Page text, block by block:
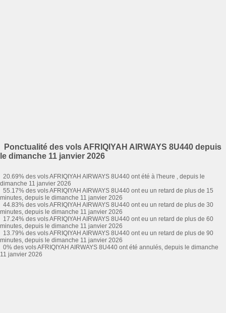
Ponctualité des vols AFRIQIYAH AIRWAYS 8U440 depuis
le dimanche 11 janvier 2026
20.69% des vols AFRIQIYAH AIRWAYS 8U440 ont été à l'heure , depuis le
dimanche 11 janvier 2026
55.17% des vols AFRIQIYAH AIRWAYS 8U440 ont eu un retard de plus de 15
minutes, depuis le dimanche 11 janvier 2026
44.83% des vols AFRIQIYAH AIRWAYS 8U440 ont eu un retard de plus de 30
minutes, depuis le dimanche 11 janvier 2026
17.24% des vols AFRIQIYAH AIRWAYS 8U440 ont eu un retard de plus de 60
minutes, depuis le dimanche 11 janvier 2026
13.79% des vols AFRIQIYAH AIRWAYS 8U440 ont eu un retard de plus de 90
minutes, depuis le dimanche 11 janvier 2026
0% des vols AFRIQIYAH AIRWAYS 8U440 ont été annulés, depuis le dimanche
11 janvier 2026